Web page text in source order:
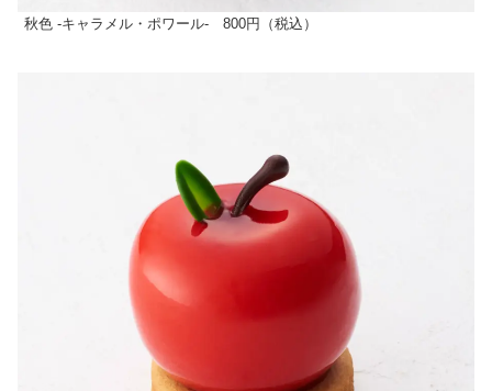
秋色 -キャラメル・ポワール- 800円（税込）